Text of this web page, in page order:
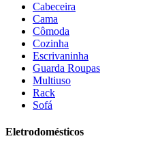
Estofados solar
Fischer
Giga
Cabeceira
Cama
Cômoda
Cozinha
Escrivaninha
Guarda Roupas
Multiuso
Rack
Sofá
Eletrodomésticos